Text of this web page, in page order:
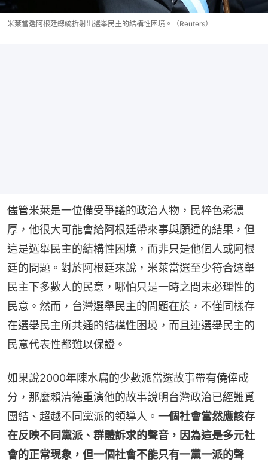
米萊當選阿根廷總統折射出選舉民主的結構性困境。（Reuters）
儘管米萊是一位備受爭議的政治人物，民粹色彩濃
厚，他很大可能會給阿根廷帶來事與願違的結果，但
這是選舉民主的結構性困境，而非只是他個人或阿根
廷的問題。對於阿根廷來說，米萊當選至少符合選舉
民主下多數人的民意，哪怕只是一時之間未必理性的
民意。然而，台灣選舉民主的問題在於，不僅同樣存
在選舉民主所共通的結構性困境，而且連選舉民主的
民意代表性都難以保證。
如果說2000年陳水扁的少數派當選故事帶有僥倖成
分，那麼賴清德重演他的故事說明台灣政治已經難覓
團結、超越不同黨派的領導人。 一個社會當然應該存
在反映不同黨派、群體訴求的聲音，因為這是多元社
會的正常現象，但一個社會不能只有一黨一派的聲